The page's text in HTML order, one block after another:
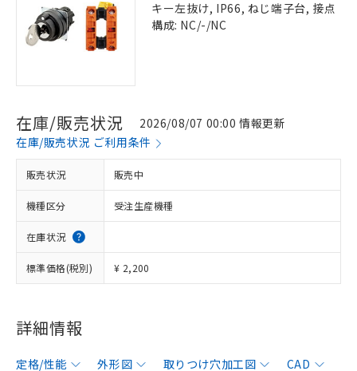
キー左抜け, IP66, ねじ端子台, 接点
構成: NC/-/NC
在庫/販売状況
2026/08/07 00:00 情報更新
在庫/販売状況 ご利用条件
販売状況 販売中
機種区分 受注生産機種
在庫状況
標準価格(税別) ¥ 2,200
詳細情報
定格/性能 外形図 取りつけ穴加工図
CAD